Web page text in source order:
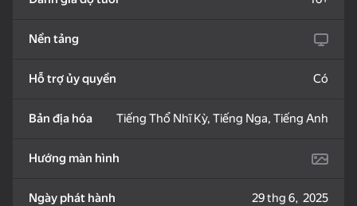
Doggies - Bunch of
Mosaic Puzzle Heap
Nền tảng
Hỗ trợ ủy quyền Có
Bản địa hóa Tiếng Thổ Nhĩ Kỳ, Tiếng Nga, Tiếng Anh
Hướng màn hình
Ngày phát hành 29 thg 6, 2025